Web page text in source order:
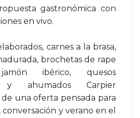
gastronómica con
en vivo.
carnes a la brasa,
brochetas de rape
ibérico, quesos
y ahumados Carpier
una oferta pensada para
y verano en el